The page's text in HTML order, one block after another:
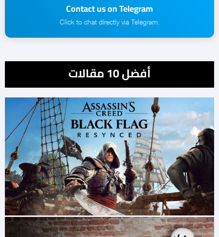
Contact us on Telegram
.Click to chat directly via Telegram
أفضل 10 مقالات